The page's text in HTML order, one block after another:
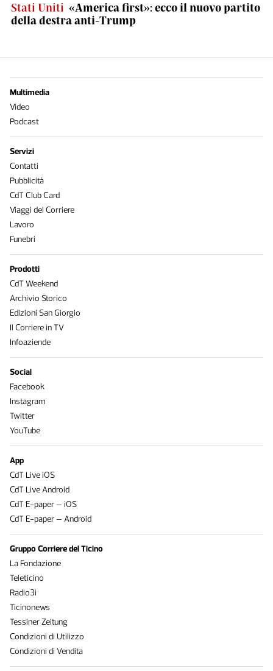
Stati Uniti «America first»: ecco il nuovo partito
della destra anti-Trump
Multimedia
Video
Podcast
Servizi
Contatti
Pubblicità
CdT Club Card
Viaggi del Corriere
Lavoro
Funebri
Prodotti
CdT Weekend
Archivio Storico
Edizioni San Giorgio
Il Corriere in TV
Infoaziende
Social
Facebook
Instagram
Twitter
YouTube
App
CdT Live iOS
CdT Live Android
CdT E-paper – iOS
CdT E-paper – Android
Gruppo Corriere del Ticino
La Fondazione
Teleticino
Radio3i
Ticinonews
Tessiner Zeitung
Condizioni di Utilizzo
Condizioni di Vendita